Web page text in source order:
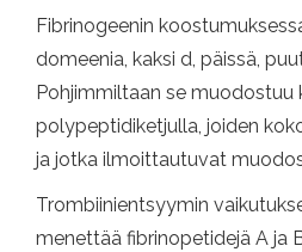
Fibrinogeenin
domeenia, kaksi d, päissä,
Pohjimmiltaan se muodostuu
polypeptidiketjulla, joiden
ja jotka ilmoittautuvat
Trombiinientsyymin
menettää fibrinopetidejä A ja